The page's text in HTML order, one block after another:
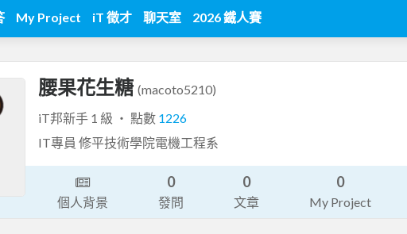
My Project iT 徵才 聊天室 2026 鐵人賽
腰果花生糖 (macoto5210)
iT邦新手 1 級 ‧ 點數 1226
IT專員 修平技術學院電機工程系
個人背景
0
發問
0
文章
0
My Project